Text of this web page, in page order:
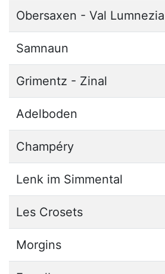
Obersaxen - Val Lumnezia
Samnaun
Grimentz - Zinal
Adelboden
Champéry
Lenk im Simmental
Les Crosets
Morgins